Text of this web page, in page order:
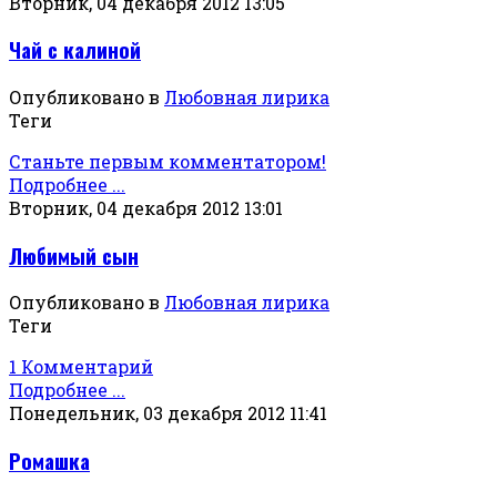
Чай с калиной
Опубликовано в Любовная лирика
Теги
Станьте первым комментатором!
Подробнее ...
Вторник, 04 декабря 2012 13:01
Любимый сын
Опубликовано в Любовная лирика
Теги
1 Комментарий
Подробнее ...
Понедельник, 03 декабря 2012 11:41
Ромашка